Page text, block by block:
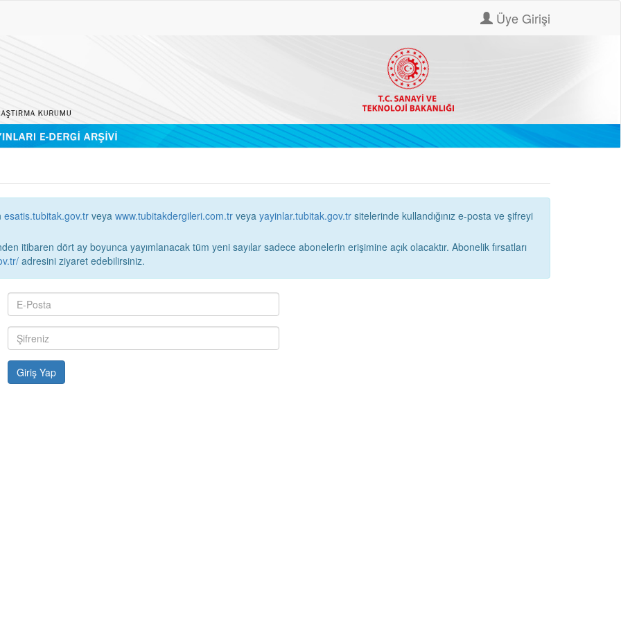
Üye Girişi
esatis.tubitak.gov.tr veya www.tubitakdergileri.com.tr veya yayinlar.tubitak.gov.tr
itibaren dört ay boyunca yayımlanacak tüm yeni sayılar sadece abonelerin erişimine açık olacaktır. Abonelik fırsatları
adresini ziyaret edebilirsiniz.